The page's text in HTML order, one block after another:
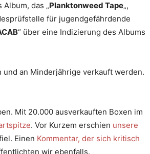
das „Planktonweed Tape„,
für jugendgefährdende
“ über eine Indizierung des Albums
an Minderjährige verkauft werden.
Mit 20.000 ausverkauften Boxen im
. Vor Kurzem erschien unsere
Einen Kommentar, der sich kritisch
wir ebenfalls.